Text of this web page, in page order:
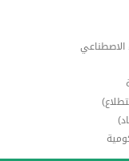
الاصطناعي